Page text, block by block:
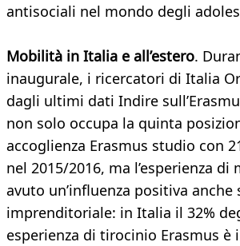
antisociali nel mondo degli
Mobilità in Italia e all’estero.
inaugurale, i ricercatori di Italia
dagli ultimi dati Indire
non solo occupa la quinta
accoglienza Erasmus studio con
nel 2015/2016, ma l’esperienza di
avuto un’influenza positiva
imprenditoriale: in Italia il 32%
esperienza di tirocinio Erasmus è